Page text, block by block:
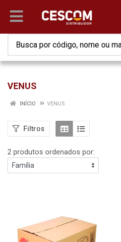
VENUS
INÍCIO VENUS
Filtros
2 produtos ordenados por: